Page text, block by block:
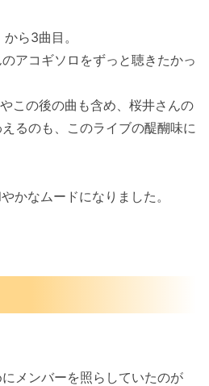
ら3曲目。
アコギソロをずっと聴きたかっ
この後の曲も含め、桜井さんの
るのも、このライブの醍醐味に
かなムードになりました。
メンバーを照らしていたのが